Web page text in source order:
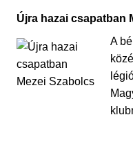
Újra hazai csapatban
A